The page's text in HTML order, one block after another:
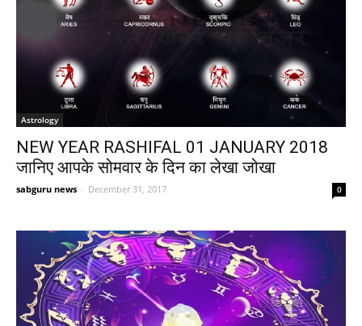
Astrology
NEW YEAR RASHIFAL 01 JANUARY 2018
जानिए आपके सोमवार के दिन का लेखा जोखा
sabguru news - December 31, 2017 0